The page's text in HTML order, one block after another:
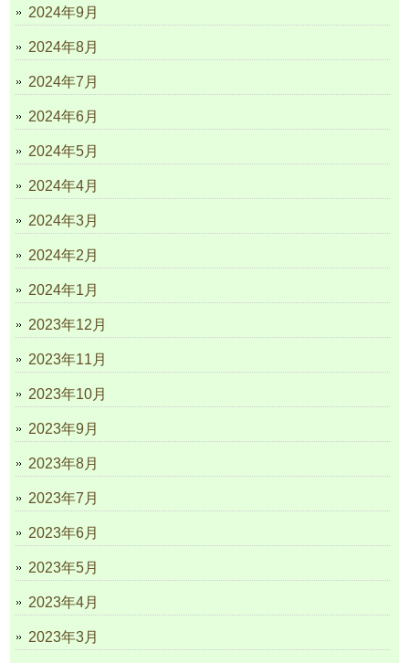
2024年9月
2024年8月
2024年7月
2024年6月
2024年5月
2024年4月
2024年3月
2024年2月
2024年1月
2023年12月
2023年11月
2023年10月
2023年9月
2023年8月
2023年7月
2023年6月
2023年5月
2023年4月
2023年3月